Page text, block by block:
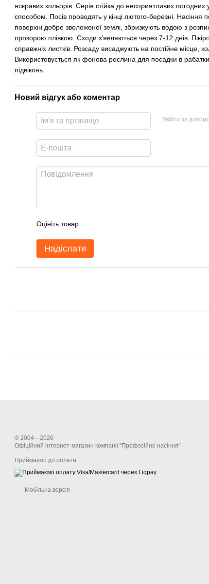
яскравих кольорів. Серія стійка до несприятливих
способом. Посів проводять у кінці лютого-березні. Насіння
поверхні добре зволоженої землі, збризкують водою з
прозорою плівкою. Сходи з'являються через 7-12 днів.
справжніх листків. Розсаду висаджують на постійне місце,
Використовується як фонова рослина для посадки в
підвіконь.
Новий відгук або коментар
Увійти за
Оцініть товар
Надіслати
© 2004—2026
Офіційний інтернет-магазин компанії "Професійне насіння"
Приймаємо до оплати
Мобільна версія